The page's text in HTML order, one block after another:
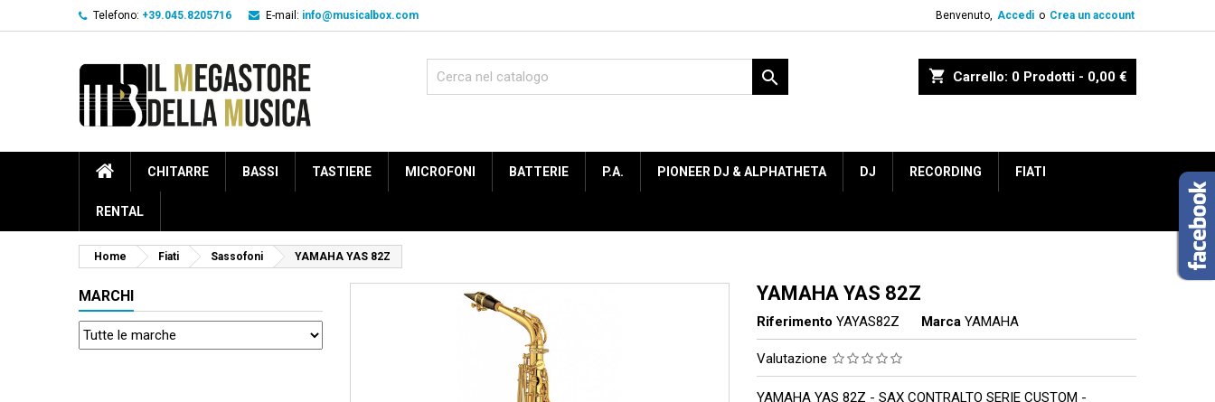
Telefono: +39.045.8205716 E-mail: info@musicalbox.com Benvenuto, Accedi o Crea un account
shopping_cart Carrello: 0 Prodotti - 0,00 €

CHITARRE BASSI TASTIERE MICROFONI BATTERIE P.A. PIONEER DJ & ALPHATHETA DJ RECORDING FIATI
RENTAL
Home Fiati Sassofoni YAMAHA YAS 82Z
MARCHI YAMAHA YAS 82Z
Riferimento YAYAS82Z Marca YAMAHA
Valutazione
YAMAHA YAS 82Z - SAX CONTRALTO SERIE CUSTOM -